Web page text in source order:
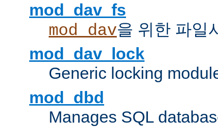
mod_dav_fs
mod_dav을 위한 파일
mod_dav_lock
Generic locking
mod_dbd
Manages SQL